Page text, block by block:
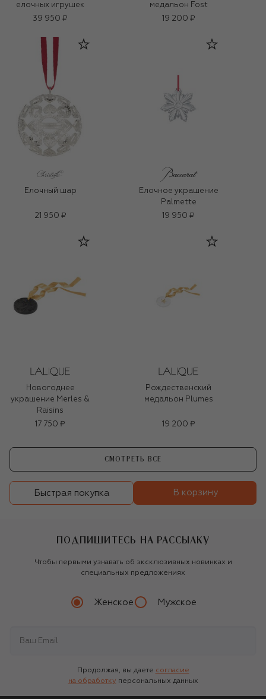
елочных игрушек
39 950 ₽
медальон Fost
19 200 ₽
Елочный шар
21 950 ₽
Елочное украшение
Palmette
19 950 ₽
Новогоднее
украшение Merles &
Raisins
17 750 ₽
Рождественский
медальон Plumes
19 200 ₽
СМОТРЕТЬ ВСЕ
Быстрая покупка В корзину
ПОДПИШИТЕСЬ НА РАССЫЛКУ
Чтобы первыми узнавать об эксклюзивных новинках и
специальных предложениях
Женское Мужское
Продолжая, вы даете согласие
на обработку персональных данных